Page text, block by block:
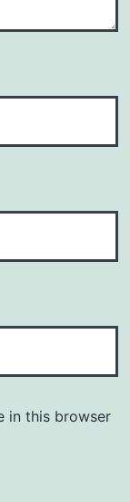
in this browser